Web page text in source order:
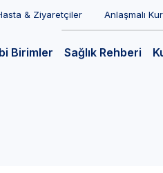
& Ziyaretçiler Anlaşmalı
Birimler Sağlık Rehberi